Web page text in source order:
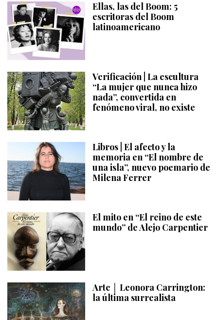
Ellas, las del Boom: 5
escritoras del Boom
latinoamericano
Verificación | La escultura
“La mujer que nunca hizo
nada”, convertida en
fenómeno viral, no existe
Libros | El afecto y la
memoria en “El nombre de
una isla”, nuevo poemario de
Milena Ferrer
El mito en “El reino de este
mundo” de Alejo Carpentier
Arte │ Leonora Carrington:
la última surrealista